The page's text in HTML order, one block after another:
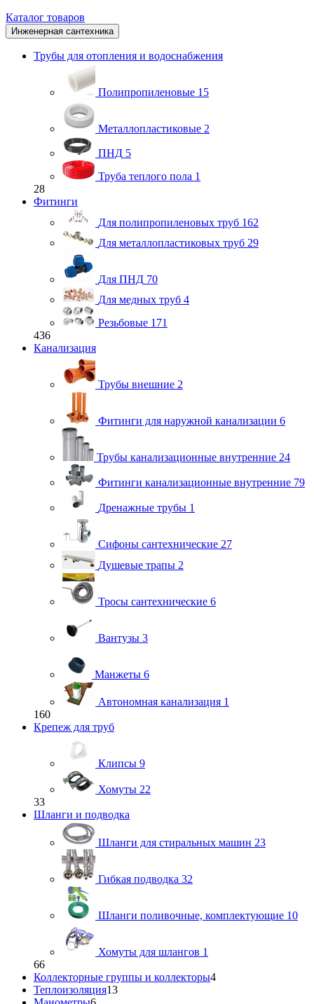
Каталог товаров
Инженерная сантехника
Трубы для отопления и водоснабжения
Полипропиленовые 15
Металлопластиковые 2
ПНД 5
Труба теплого пола 1
28
Фитинги
Для полипропиленовых труб 162
Для металлопластиковых труб 29
Для ПНД 70
Для медных труб 4
Резьбовые 171
436
Канализация
Трубы внешние 2
Фитинги для наружной канализации 6
Трубы канализационные внутренние 24
Фитинги канализационные внутренние 79
Дренажные трубы 1
Сифоны сантехнические 27
Душевые трапы 2
Тросы сантехнические 6
Вантузы 3
Манжеты 6
Автономная канализация 1
160
Крепеж для труб
Клипсы 9
Хомуты 22
33
Шланги и подводка
Шланги для стиральных машин 23
Гибкая подводка 32
Шланги поливочные, комплектующие 10
Хомуты для шлангов 1
66
Коллекторные группы и коллекторы4
Теплоизоляция13